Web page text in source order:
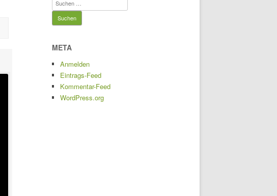
nach:
META
Anmelden
Eintrags-Feed
Kommentar-Feed
WordPress.org